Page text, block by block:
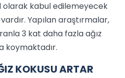
olarak kabul edilemeyecek
Yapılan araştırmalar,
3 kat daha fazla ağız
koymaktadır.
KOKUSU ARTAR